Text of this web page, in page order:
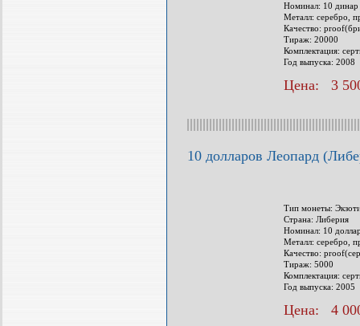
Номинал: 10 динар
Металл: серебро,
Качество:
Тираж: 20000
Комплектация:
Год выпуска: 2008
Цена: 3
10 долларов Леопард
Тип монеты:
Страна: Либерия
Номинал: 10
Металл: серебро,
Качество:
Тираж: 5000
Комплектация:
Год выпуска: 2005
Цена: 4